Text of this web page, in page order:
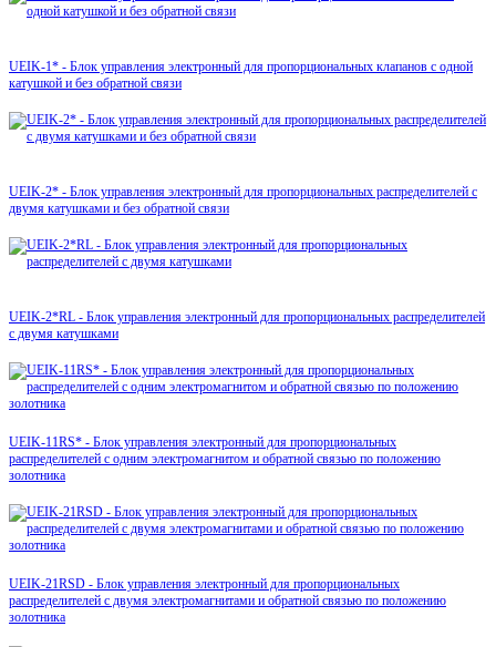
UEIK-1* - Блок управления электронный для пропорциональных клапанов с одной
катушкой и без обратной связи
UEIK-2* - Блок управления электронный для пропорциональных распределителей с
двумя катушками и без обратной связи
UEIK-2*RL - Блок управления электронный для пропорциональных распределителей
с двумя катушками
UEIK-11RS* - Блок управления электронный для пропорциональных
распределителей с одним электромагнитом и обратной связью по положению
золотника
UEIK-21RSD - Блок управления электронный для пропорциональных
распределителей с двумя электромагнитами и обратной связью по положению
золотника